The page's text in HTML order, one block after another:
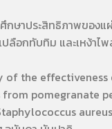
ษาประสิทธิภาพของแ
ลือกทับทิม และเหง้าไ
the effectiveness
from pomegranate